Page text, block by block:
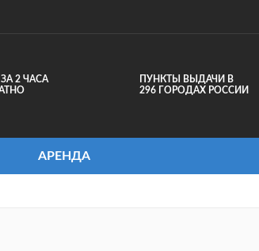
2 ЧАСА
ПУНКТЫ ВЫДАЧИ В
296 ГОРОДАХ РОССИИ
АРЕНДА